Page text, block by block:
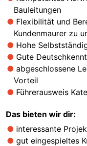
Bauleitungen
Flexibilität und
Kundenmaurer zu
Hohe
Gute
abgeschlossene
Vorteil
Führerausweis
Das bieten wir dir:
interessante
gut eingespieltes